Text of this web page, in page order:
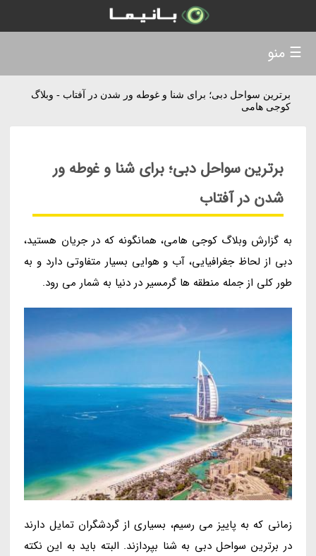
برترین سواحل دبی؛ برای شنا و غوطه ور شدن در آفتاب - وبلاگ
کوجی هامی
برترین سواحل دبی؛ برای شنا و غوطه ور
شدن در آفتاب
به گزارش وبلاگ کوجی هامی، همانگونه که در جریان هستید،
دبی از لحاظ جغرافیایی، آب و هوایی بسیار متفاوتی دارد و به
طور کلی از جمله منطقه ها گرمسیر در دنیا به شمار می رود.
زمانی که به پاییز می رسیم، بسیاری از گردشگران تمایل دارند
در برترین سواحل دبی به شنا بپردازند. البته باید به این نکته
☰ منو